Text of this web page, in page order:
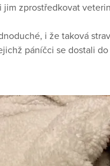
zprostředkovat
i že taková
páníčci se dostali